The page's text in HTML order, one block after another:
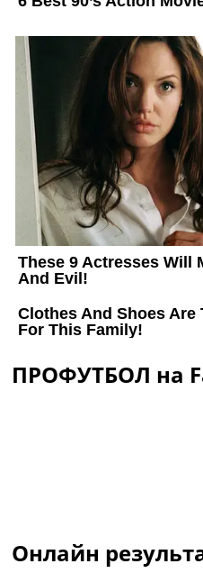
ПРОФУТБОЛ на
Онлайн